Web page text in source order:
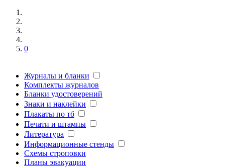
0
Журналы и бланки
Комплекты журналов
Бланки удостоверений
Знаки и наклейки
Плакаты по тб
Печати и штампы
Литература
Информационные стенды
Схемы строповки
Планы эвакуации